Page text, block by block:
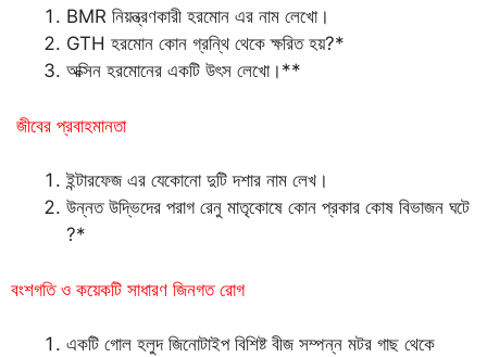
BMR নিয়ন্ত্রণকারী হরমোন এর নাম লেখো।
GTH হরমোন কোন গ্রন্থি থেকে ক্ষরিত হয়?*
অক্সিন হরমোনের একটি উৎস লেখো।**
জীবের প্রবাহমানতা
ইন্টারফেজ এর যেকোনো দুটি দশার নাম লেখ।
উন্নত উদ্ভিদের পরাগ রেনু মাতৃকোষে কোন প্রকার কোষ বিভাজন ঘটে
?*
বংশগতি ও কয়েকটি সাধারণ জিনগত রোগ
একটি গোল হলুদ জিনোটাইপ বিশিষ্ট বীজ সম্পন্ন মটর গাছ থেকে